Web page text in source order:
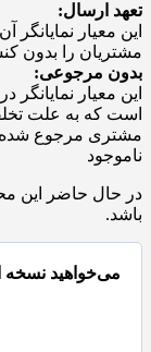
تعهد ارسال:
این معیار
مشتریان را بدون
بدون مرجوعی:
این معیار
است که به علت
مشتری مرجوع
ناموجود
در حال حاضر این
باشد.
می‌خواهید نسخه